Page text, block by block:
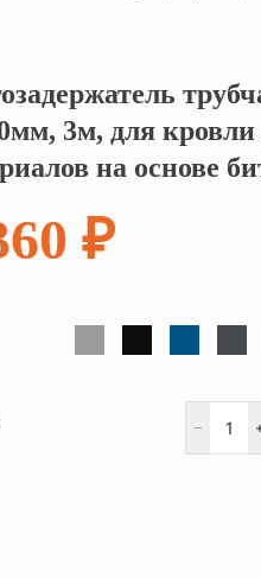
3м, для
на основе
₽